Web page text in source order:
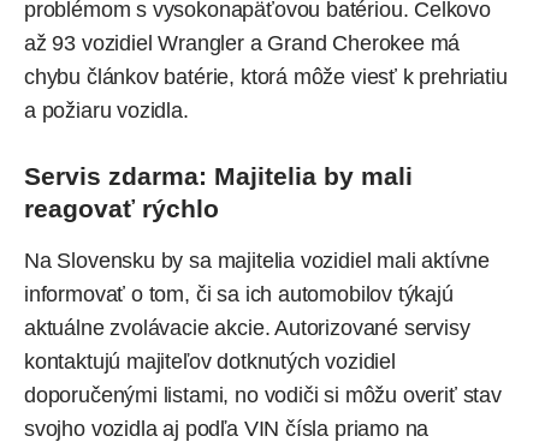
problémom s vysokonapäťovou batériou. Celkovo
až 93 vozidiel Wrangler a Grand Cherokee má
chybu článkov batérie, ktorá môže viesť k prehriatiu
a požiaru vozidla.
Servis zdarma: Majitelia by mali
reagovať rýchlo
Na Slovensku by sa majitelia vozidiel mali aktívne
informovať o tom, či sa ich automobilov týkajú
aktuálne zvolávacie akcie. Autorizované servisy
kontaktujú majiteľov dotknutých vozidiel
doporučenými listami, no vodiči si môžu overiť stav
svojho vozidla aj podľa VIN čísla priamo na